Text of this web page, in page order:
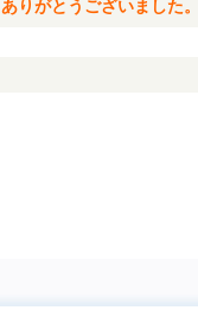
ありがとうございました。